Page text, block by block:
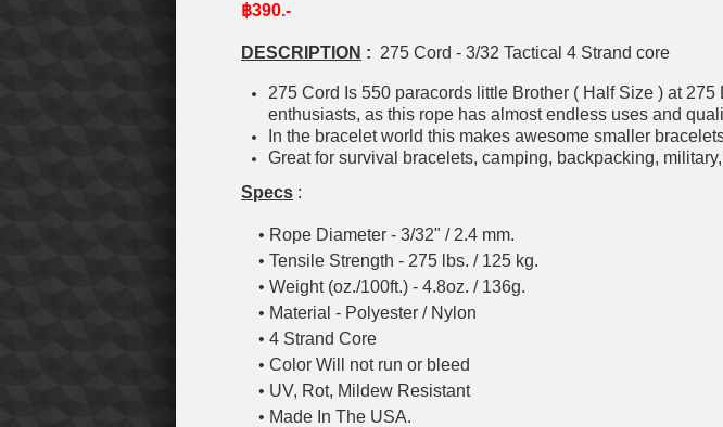
฿390.-
DESCRIPTION : 275 Cord - 3/32 Tactical 4 Strand core
275 Cord Is 550 paracords little Brother ( Half Size ) at
enthusiasts, as this rope has almost endless uses and
In the bracelet world this makes awesome smaller
Great for survival bracelets, camping, backpacking,
Specs :
• Rope Diameter - 3/32" / 2.4 mm.
• Tensile Strength - 275 lbs. / 125 kg.
• Weight (oz./100ft.) - 4.8oz. / 136g.
• Material - Polyester / Nylon
• 4 Strand Core
• Color Will not run or bleed
• UV, Rot, Mildew Resistant
• Made In The USA.